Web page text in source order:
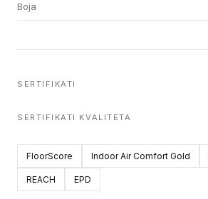
Boja
SERTIFIKATI
SERTIFIKATI KVALITETA
FloorScore Indoor Air Comfort Gold
REACH EPD